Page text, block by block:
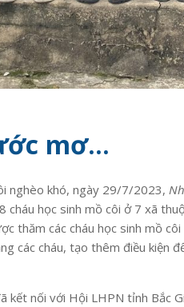
mơ…
nghèo khó, ngày 29/7/2023,
học sinh mồ côi ở 7 xã
thăm các cháu học sinh mồ
các cháu, tạo thêm điều kiện
kết nối với Hội LHPN tỉnh Bắc